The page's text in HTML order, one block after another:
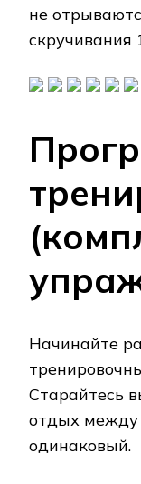
не
скручивания
Начинайте
Старайтесь
отдых
одинаковый.